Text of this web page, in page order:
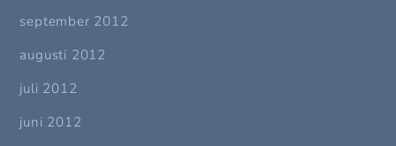
september 2012
augusti 2012
juli 2012
juni 2012